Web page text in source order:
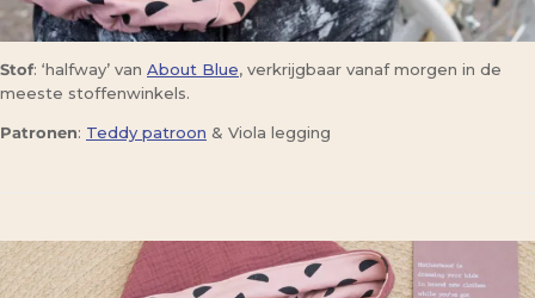
Stof: ‘halfway’ van About Blue, verkrijgbaar vanaf morgen in de
meeste stoffenwinkels.
Patronen: Teddy patroon & Viola legging